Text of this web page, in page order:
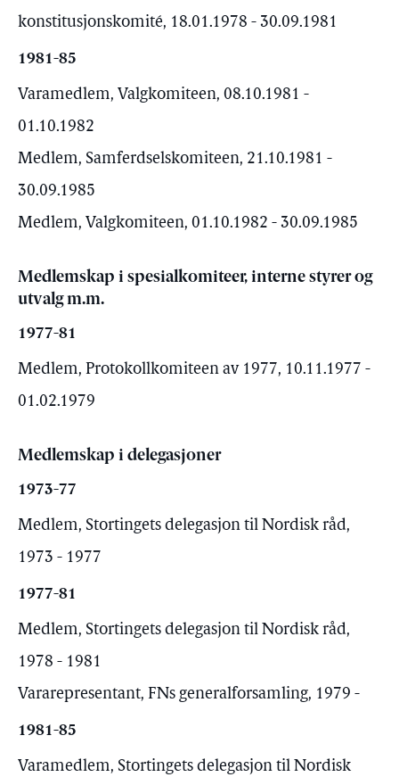
konstitusjonskomité, 18.01.1978 - 30.09.1981
1981-85
Varamedlem, Valgkomiteen, 08.10.1981 -
01.10.1982
Medlem, Samferdselskomiteen, 21.10.1981 -
30.09.1985
Medlem, Valgkomiteen, 01.10.1982 - 30.09.1985
Medlemskap i spesialkomiteer, interne styrer og
utvalg m.m.
1977-81
Medlem, Protokollkomiteen av 1977, 10.11.1977 -
01.02.1979
Medlemskap i delegasjoner
1973-77
Medlem, Stortingets delegasjon til Nordisk råd,
1973 - 1977
1977-81
Medlem, Stortingets delegasjon til Nordisk råd,
1978 - 1981
Vararepresentant, FNs generalforsamling, 1979 -
1981-85
Varamedlem, Stortingets delegasjon til Nordisk